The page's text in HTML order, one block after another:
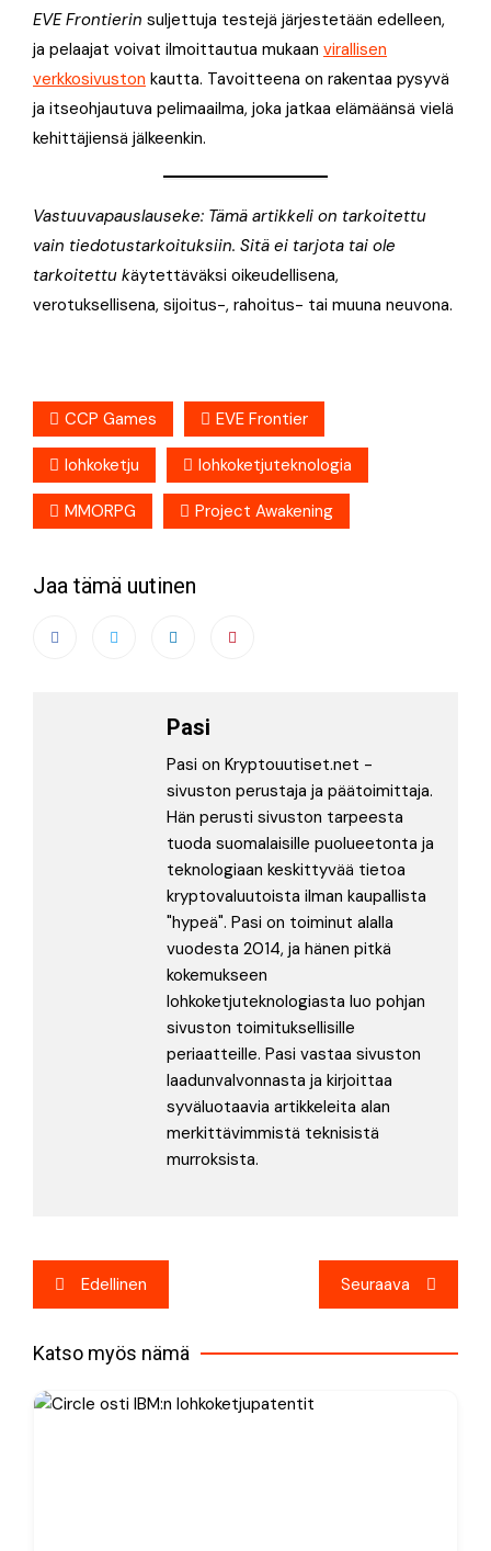
EVE Frontierin suljettuja testejä järjestetään edelleen,
ja pelaajat voivat ilmoittautua mukaan virallisen
verkkosivuston kautta. Tavoitteena on rakentaa pysyvä
ja itseohjautuva pelimaailma, joka jatkaa elämäänsä vielä
kehittäjiensä jälkeenkin.
Vastuuvapauslauseke: Tämä artikkeli on tarkoitettu
vain tiedotustarkoituksiin. Sitä ei tarjota tai ole
tarkoitettu käytettäväksi oikeudellisena,
verotuksellisena, sijoitus-, rahoitus- tai muuna neuvona.
CCP Games EVE Frontier
lohkoketju lohkoketjuteknologia
MMORPG Project Awakening
Jaa tämä uutinen
Pasi
Pasi on Kryptouutiset.net -
sivuston perustaja ja päätoimittaja.
Hän perusti sivuston tarpeesta
tuoda suomalaisille puolueetonta ja
teknologiaan keskittyvää tietoa
kryptovaluutoista ilman kaupallista
"hypeä". Pasi on toiminut alalla
vuodesta 2014, ja hänen pitkä
kokemukseen
lohkoketjuteknologiasta luo pohjan
sivuston toimituksellisille
periaatteille. Pasi vastaa sivuston
laadunvalvonnasta ja kirjoittaa
syväluotaavia artikkeleita alan
merkittävimmistä teknisistä
murroksista.
Artikkelien
selaus
Edellinen Seuraava
Katso myös nämä